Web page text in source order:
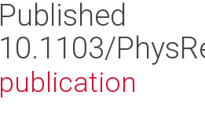
Published
10.1103/
publication